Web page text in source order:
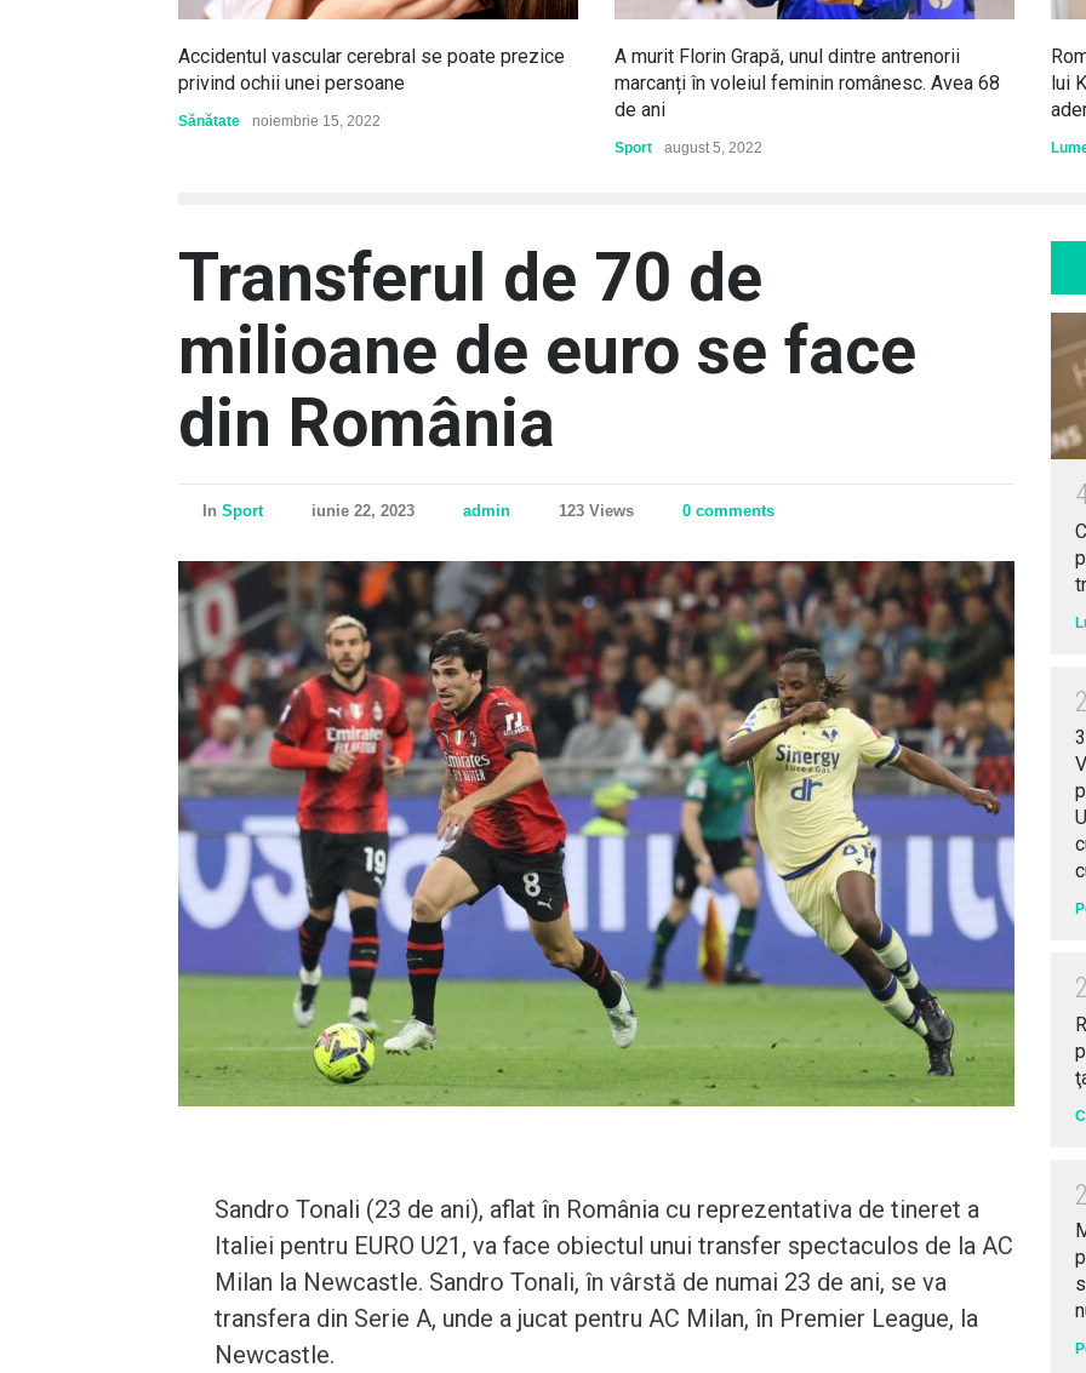
Accidentul vascular cerebral se poate prezice
privind ochii unei persoane
Sănătate noiembrie 15, 2022
A murit Florin Grapă, unul dintre antrenorii
marcanți în voleiul feminin românesc. Avea 68
de ani
Sport august 5, 2022
lui
Transferul de 70 de
milioane de euro se face
din România
In Sport iunie 22, 2023 admin 123 Views 0 comments
Sandro Tonali (23 de ani), aflat în România cu reprezentativa de tineret a
Italiei pentru EURO U21, va face obiectul unui transfer spectaculos de la AC
Milan la Newcastle. Sandro Tonali, în vârstă de numai 23 de ani, se va
transfera din Serie A, unde a jucat pentru AC Milan, în Premier League, la
Newcastle.
2
2
2